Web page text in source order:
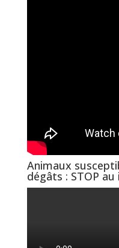
Animaux
dégâts : STOP